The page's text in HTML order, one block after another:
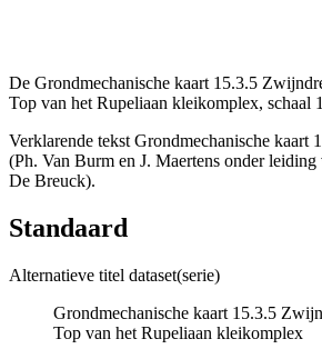
De Grondmechanische kaart 15.3.5
Top van het Rupeliaan kleikomplex, schaal
Verklarende tekst Grondmechanische kaart
(Ph. Van Burm en J. Maertens onder
De Breuck).
Standaard
Alternatieve titel dataset(serie)
Grondmechanische kaart 15.3.5
Top van het Rupeliaan kleikomplex